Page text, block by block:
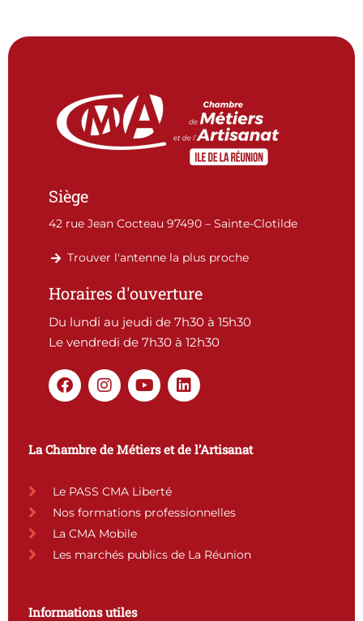
Siège
42 rue Jean Cocteau 97490 – Sainte-Clotilde
Trouver l'antenne la plus proche
Horaires d'ouverture
Du lundi au jeudi de 7h30 à 15h30
Le vendredi de 7h30 à 12h30
F
a
o
k
I
n
a
g
a
m
Y
o
b
L
i
e
d
La Chambre de Métiers et de l’Artisanat
Le PASS CMA Liberté
Nos formations professionnelles
La CMA Mobile
Les marchés publics de La Réunion
Informations utiles